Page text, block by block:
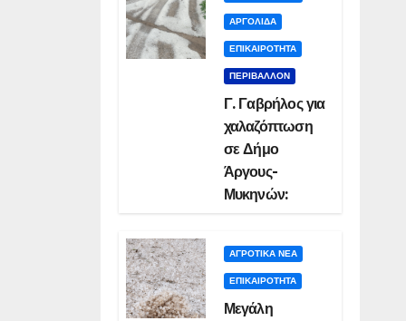
ΑΡΓΟΛΙΔΑ
ΕΠΙΚΑΙΡΟΤΗΤΑ
ΠΕΡΙΒΑΛΛΟΝ
Γ. Γαβρήλος για
χαλαζόπτωση
σε Δήμο
Άργους-
Μυκηνών:
ΑΓΡΟΤΙΚΑ ΝΕΑ
ΕΠΙΚΑΙΡΟΤΗΤΑ
Μεγάλη